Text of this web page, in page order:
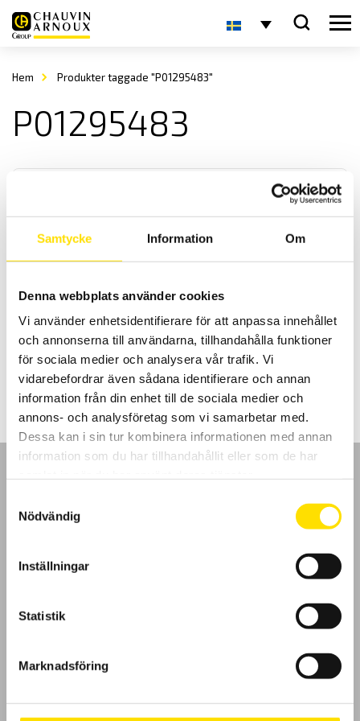
Samtycke Information Om
Denna webbplats använder cookies
Vi använder enhetsidentifierare för att anpassa innehållet
och annonserna till användarna, tillhandahålla funktioner
för sociala medier och analysera vår trafik. Vi
vidarebefordrar även sådana identifierare och annan
information från din enhet till de sociala medier och
annons- och analysföretag som vi samarbetar med.
Dessa kan i sin tur kombinera informationen med annan
information som du har tillhandahållit eller som de har
Nödvändig
Inställningar
Statistik
Marknadsföring
Hem Produkter taggade "P01295483"
P01295483
Tillbehör Qualistar och PEL
Tillbehör för Qualistar och PEL, kabelsatser för spänning samt
praktiska kabelupprullare.
205.00kr–1,780.00 krPrisintervall:
205.00 kr
till
1,780.00 kr
LÄS MER